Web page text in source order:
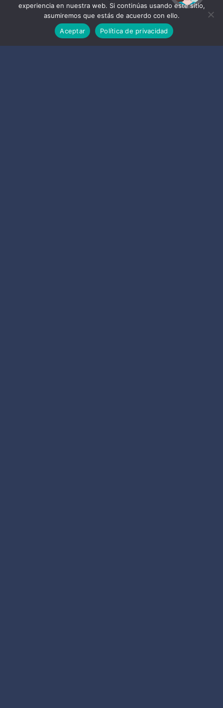
experiencia en nuestra web. Si continúas usando este sitio,
asumiremos que estás de acuerdo con ello.
Aceptar
Política de privacidad